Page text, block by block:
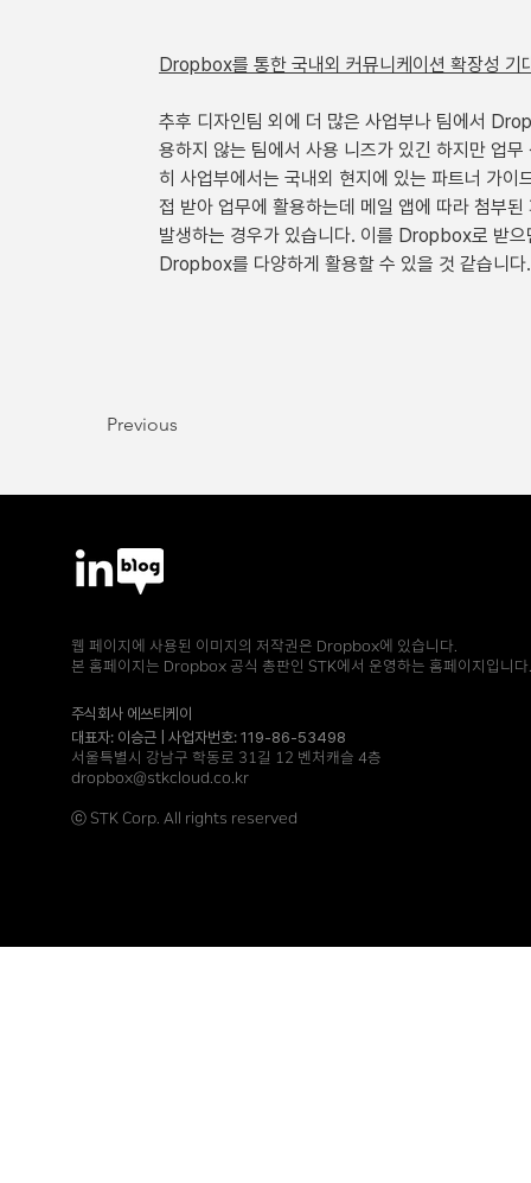
Dropbox를 통한 국내외 커뮤니케이션 확장성 기
추후 디자인팀 외에 더 많은 사업부나 팀에서
용하지 않는 팀에서 사용 니즈가 있긴 하지만 업
히 사업부에서는 국내외 현지에 있는 파트너 가
접 받아 업무에 활용하는데 메일 앱에 따라 첨부
발생하는 경우가 있습니다. 이를 Dropbox로 받
Dropbox를 다양하게 활용할 수 있을 것 같습니다.
Previous
웹 페이지에 사용된 이미지의 저작권은 Dropbox에 있습니다.
본 홈페이지는 Dropbox 공식 총판인 STK에서 운영하는 홈페이지입니다.
주식회사 에쓰티케이
대표자: 이승근 | 사업자번호: 119-86-53498
서울특별시 강남구 학동로 31길 12 벤처캐슬 4층
dropbox@stkcloud.co.kr
ⓒ STK Corp. All rights reserved